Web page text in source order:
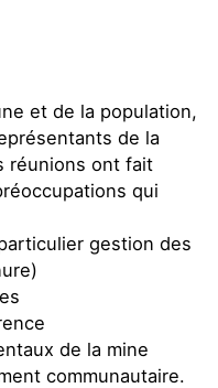
et de la population,
de la
réunions ont fait
qui
gestion des
de la mine
communautaire.